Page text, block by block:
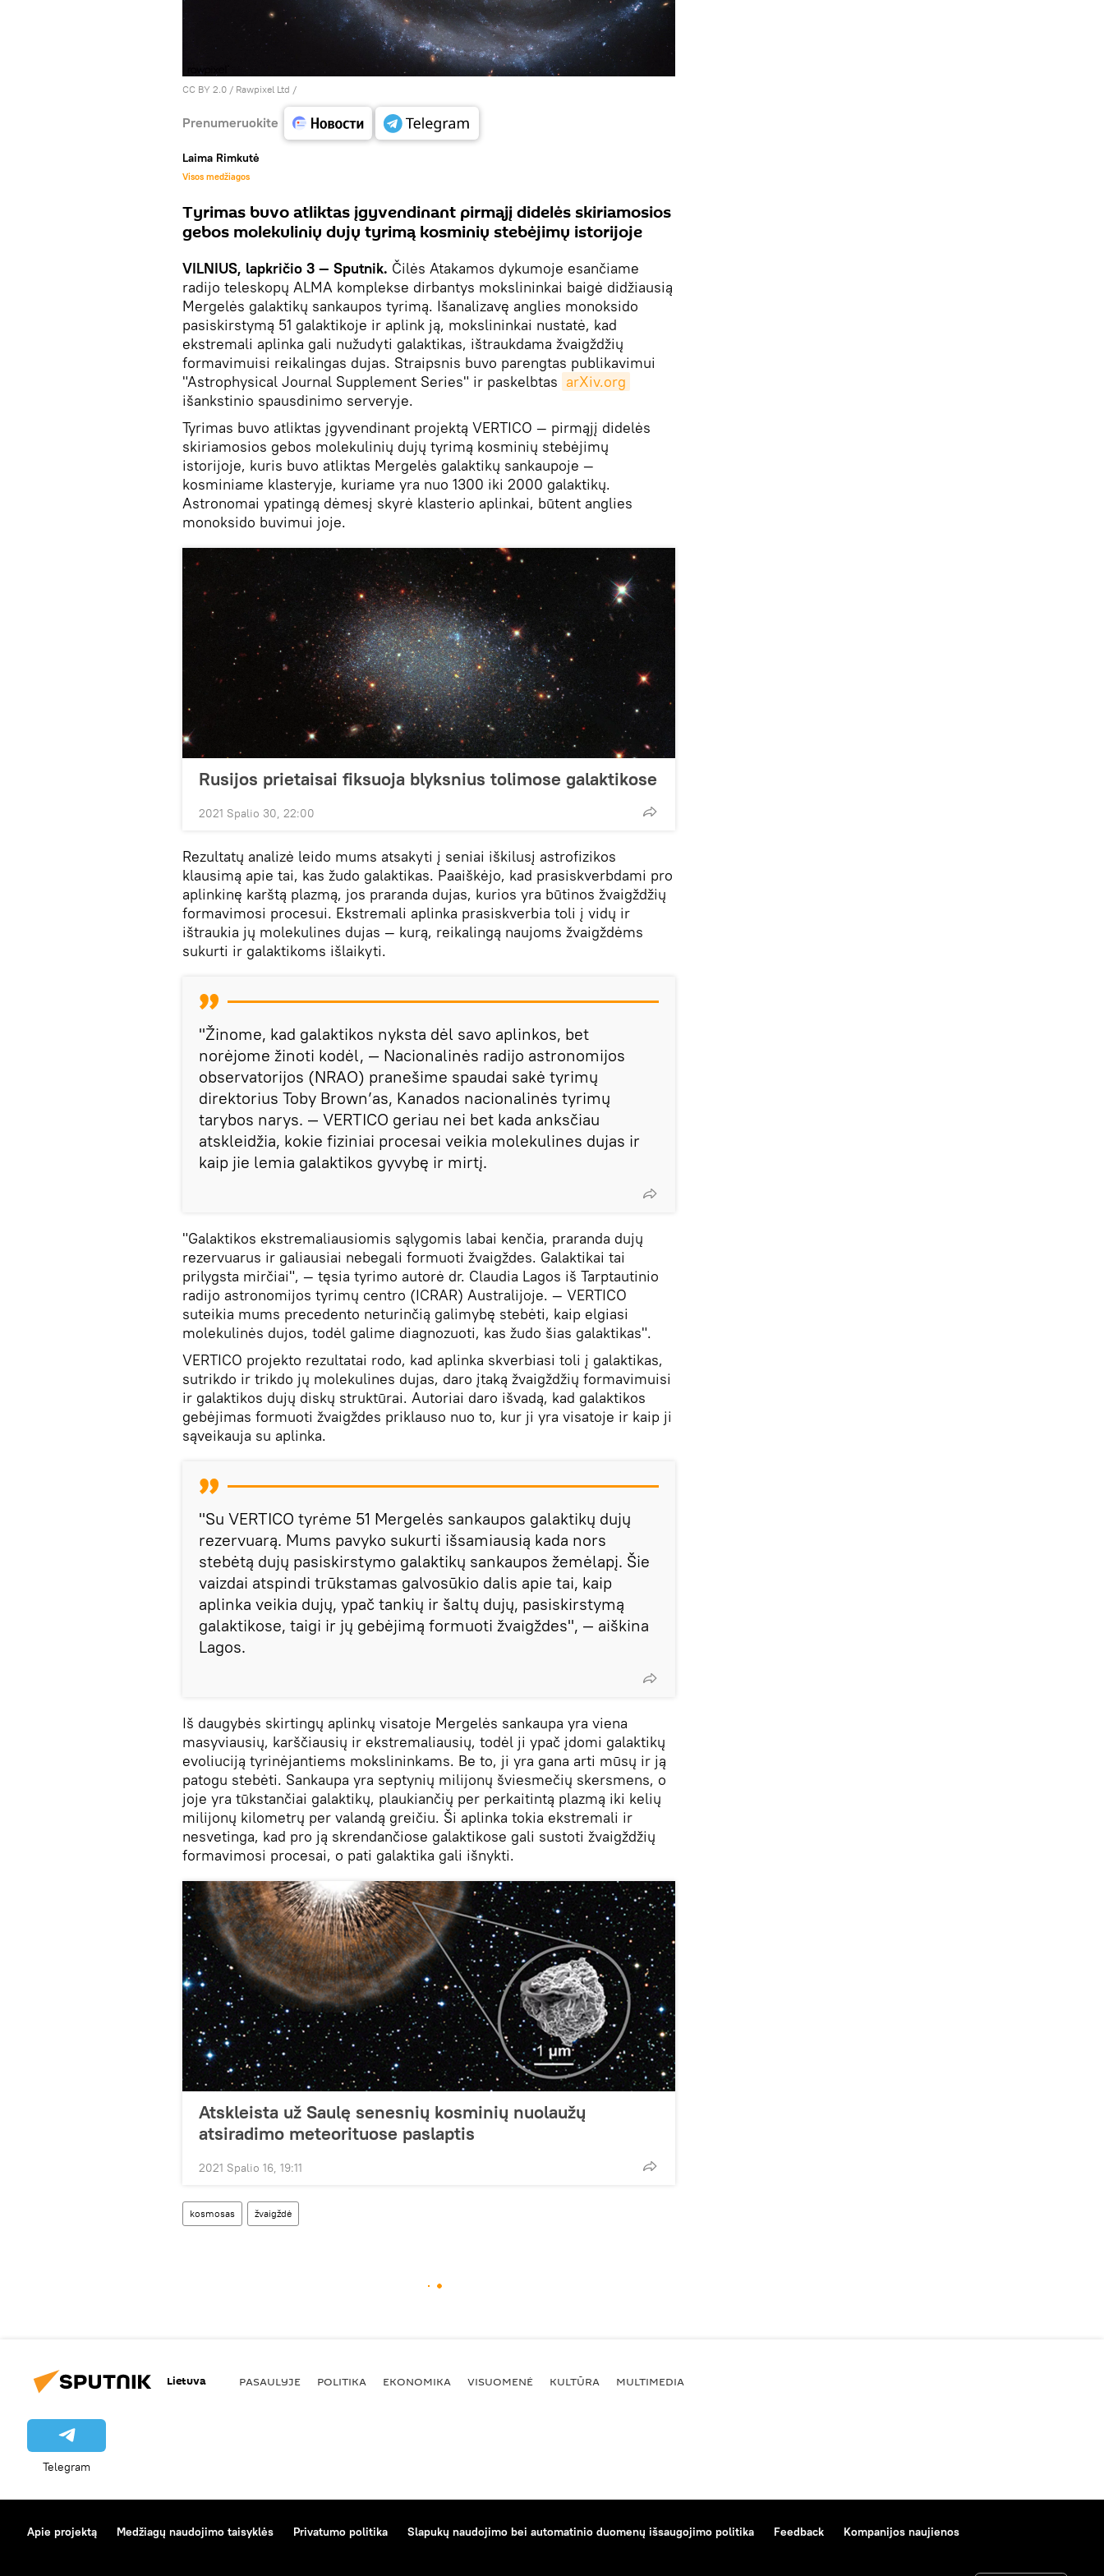
CC BY 2.0 / Rawpixel Ltd /
Prenumeruokite
Laima Rimkutė
Visos medžiagos
Tyrimas buvo atliktas įgyvendinant pirmąjį didelės skiriamosios
gebos molekulinių dujų tyrimą kosminių stebėjimų istorijoje
VILNIUS, lapkričio 3 — Sputnik. Čilės Atakamos dykumoje esančiame
radijo teleskopų ALMA komplekse dirbantys mokslininkai baigė didžiausią
Mergelės galaktikų sankaupos tyrimą. Išanalizavę anglies monoksido
pasiskirstymą 51 galaktikoje ir aplink ją, mokslininkai nustatė, kad
ekstremali aplinka gali nužudyti galaktikas, ištraukdama žvaigždžių
formavimuisi reikalingas dujas. Straipsnis buvo parengtas publikavimui
"Astrophysical Journal Supplement Series" ir paskelbtas arXiv.org
išankstinio spausdinimo serveryje.
Tyrimas buvo atliktas įgyvendinant projektą VERTICO — pirmąjį didelės
skiriamosios gebos molekulinių dujų tyrimą kosminių stebėjimų
istorijoje, kuris buvo atliktas Mergelės galaktikų sankaupoje —
kosminiame klasteryje, kuriame yra nuo 1300 iki 2000 galaktikų.
Astronomai ypatingą dėmesį skyrė klasterio aplinkai, būtent anglies
monoksido buvimui joje.
Rusijos prietaisai fiksuoja blyksnius tolimose galaktikose
2021 Spalio 30, 22:00
Rezultatų analizė leido mums atsakyti į seniai iškilusį astrofizikos
klausimą apie tai, kas žudo galaktikas. Paaiškėjo, kad prasiskverbdami pro
aplinkinę karštą plazmą, jos praranda dujas, kurios yra būtinos žvaigždžių
formavimosi procesui. Ekstremali aplinka prasiskverbia toli į vidų ir
ištraukia jų molekulines dujas — kurą, reikalingą naujoms žvaigždėms
sukurti ir galaktikoms išlaikyti.
"Žinome, kad galaktikos nyksta dėl savo aplinkos, bet
norėjome žinoti kodėl, — Nacionalinės radijo astronomijos
observatorijos (NRAO) pranešime spaudai sakė tyrimų
direktorius Toby Brown’as, Kanados nacionalinės tyrimų
tarybos narys. — VERTICO geriau nei bet kada anksčiau
atskleidžia, kokie fiziniai procesai veikia molekulines dujas ir
kaip jie lemia galaktikos gyvybę ir mirtį.
"Galaktikos ekstremaliausiomis sąlygomis labai kenčia, praranda dujų
rezervuarus ir galiausiai nebegali formuoti žvaigždes. Galaktikai tai
prilygsta mirčiai", — tęsia tyrimo autorė dr. Claudia Lagos iš Tarptautinio
radijo astronomijos tyrimų centro (ICRAR) Australijoje. — VERTICO
suteikia mums precedento neturinčią galimybę stebėti, kaip elgiasi
molekulinės dujos, todėl galime diagnozuoti, kas žudo šias galaktikas".
VERTICO projekto rezultatai rodo, kad aplinka skverbiasi toli į galaktikas,
sutrikdo ir trikdo jų molekulines dujas, daro įtaką žvaigždžių formavimuisi
ir galaktikos dujų diskų struktūrai. Autoriai daro išvadą, kad galaktikos
gebėjimas formuoti žvaigždes priklauso nuo to, kur ji yra visatoje ir kaip ji
sąveikauja su aplinka.
"Su VERTICO tyrėme 51 Mergelės sankaupos galaktikų dujų
rezervuarą. Mums pavyko sukurti išsamiausią kada nors
stebėtą dujų pasiskirstymo galaktikų sankaupos žemėlapį. Šie
vaizdai atspindi trūkstamas galvosūkio dalis apie tai, kaip
aplinka veikia dujų, ypač tankių ir šaltų dujų, pasiskirstymą
galaktikose, taigi ir jų gebėjimą formuoti žvaigždes", — aiškina
Lagos.
Iš daugybės skirtingų aplinkų visatoje Mergelės sankaupa yra viena
masyviausių, karščiausių ir ekstremaliausių, todėl ji ypač įdomi galaktikų
evoliuciją tyrinėjantiems mokslininkams. Be to, ji yra gana arti mūsų ir ją
patogu stebėti. Sankaupa yra septynių milijonų šviesmečių skersmens, o
joje yra tūkstančiai galaktikų, plaukiančių per perkaitintą plazmą iki kelių
milijonų kilometrų per valandą greičiu. Ši aplinka tokia ekstremali ir
nesvetinga, kad pro ją skrendančiose galaktikose gali sustoti žvaigždžių
formavimosi procesai, o pati galaktika gali išnykti.
Atskleista už Saulę senesnių kosminių nuolaužų
atsiradimo meteorituose paslaptis
2021 Spalio 16, 19:11
kosmosas žvaigždė
Lietuva PASAULYJE POLITIKA EKONOMIKA VISUOMENĖ KULTŪRA MULTIMEDIA
Telegram
Apie projektą Medžiagų naudojimo taisyklės Privatumo politika Slapukų naudojimo bei automatinio duomenų išsaugojimo politika Feedback Kompanijos naujienos